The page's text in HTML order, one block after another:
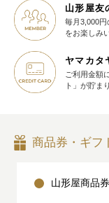
山形屋友
毎月3,000
をお楽しみ
ヤマカタ
ご利用金額
ト」が貯ま
商品券・ギフ
山形屋商品券